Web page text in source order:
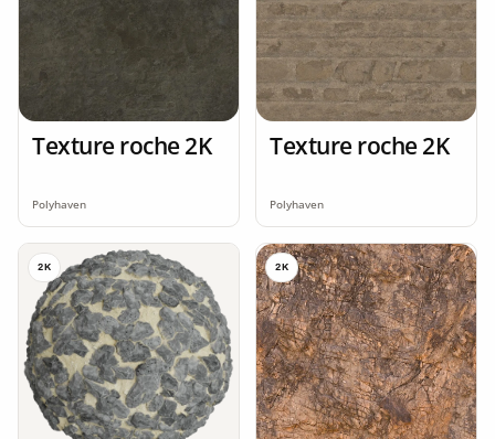
Texture roche 2K
Polyhaven
Texture roche 2K
Polyhaven
2K 2K